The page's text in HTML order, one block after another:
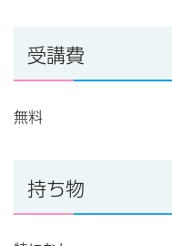
受講費
無料
持ち物